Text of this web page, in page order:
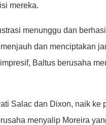
mereka.
menunggu dan
dan menciptakan
Baltus berusaha
Salac dan Dixon, naik ke
menyalip Moreira